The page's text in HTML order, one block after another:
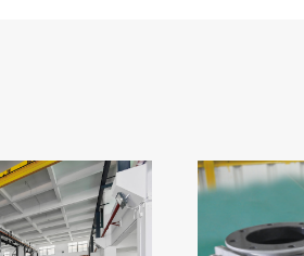
Pysyvä